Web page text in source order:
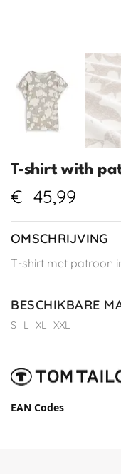
T-shirt with
€ 45,99
OMSCHRIJVING
T-shirt met patroon
BESCHIKBARE
S L XL XXL
EAN Codes